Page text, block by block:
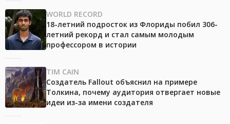
WORLD RECORD
18-летний подросток из Флориды побил 306-
летний рекорд и стал самым молодым
профессором в истории
TIM CAIN
Создатель Fallout объяснил на примере
Толкина, почему аудитория отвергает новые
идеи из-за имени создателя